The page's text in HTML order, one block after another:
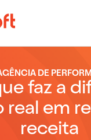
DE
faz a
real em
receita